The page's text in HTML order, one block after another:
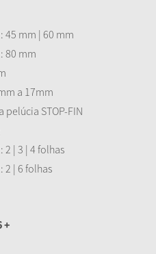
45 mm | 60 mm
80 mm
a 17mm
pelúcia STOP-FIN
2 | 3 | 4 folhas
2 | 6 folhas
+